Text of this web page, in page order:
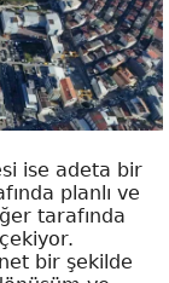
ise adeta bir
planlı ve
tarafında
bir şekilde